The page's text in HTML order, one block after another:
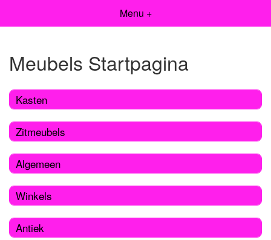
Menu +
Meubels Startpagina
Kasten
Zitmeubels
Algemeen
Winkels
Antiek